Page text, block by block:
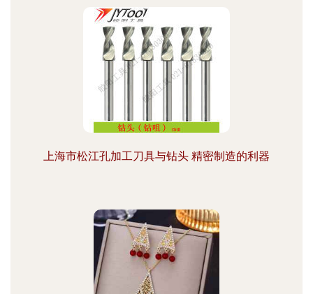
上海市松江孔加工刀具与钻头 精密制造的利器